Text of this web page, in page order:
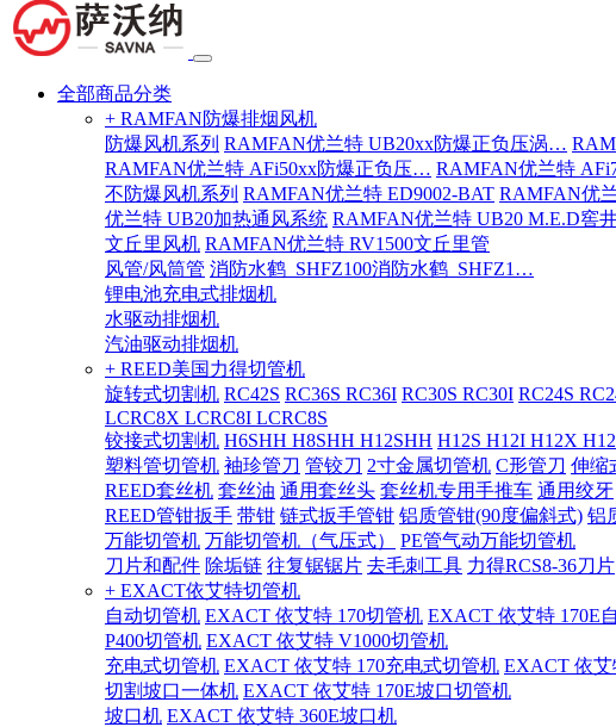
全部商品分类
+ RAMFAN防爆排烟风机
防爆风机系列 RAMFAN优兰特 UB20xx防爆正负压涡…
RAMFAN优兰特 AFi50xx防爆正负压… RAMFAN优兰特
不防爆风机系列 RAMFAN优兰特 ED9002-BAT RAMFAN优
优兰特 UB20加热通风系统 RAMFAN优兰特 UB20 M.E.D窖
文丘里风机 RAMFAN优兰特 RV1500文丘里管
风管/风筒管 消防水鹤_SHFZ100消防水鹤_SHFZ1…
锂电池充电式排烟机
水驱动排烟机
汽油驱动排烟机
+ REED美国力得切管机
旋转式切割机 RC42S RC36S RC36I RC30S RC30I RC24S
LCRC8X LCRC8I LCRC8S
铰接式切割机 H6SHH H8SHH H12SHH H12S H12I H12X
塑料管切管机 袖珍管刀 管铰刀 2寸金属切管机 C形管刀 伸缩
REED套丝机 套丝油 通用套丝头 套丝机专用手推车 通用绞牙
REED管钳扳手 带钳 链式扳手管钳 铝质管钳(90度偏斜式) 铝
万能切管机 万能切管机（气压式）
PE管气动万能切管机
刀片和配件 除垢链 往复锯锯片 去毛刺工具 力得RCS8-36刀片
+ EXACT依艾特切管机
自动切管机 EXACT 依艾特 170切管机 EXACT 依艾特 170E
P400切管机 EXACT 依艾特 V1000切管机
充电式切管机 EXACT 依艾特 170充电式切管机 EXACT 依艾
切割坡口一体机 EXACT 依艾特 170E坡口切管机
坡口机 EXACT 依艾特 360E坡口机